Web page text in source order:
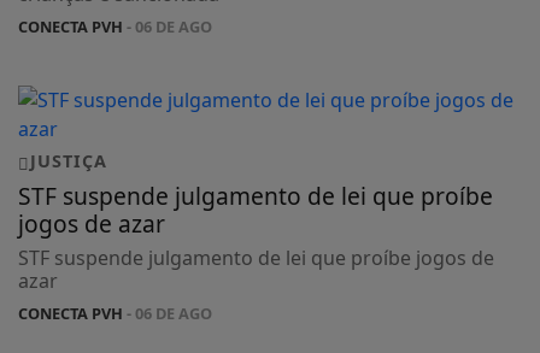
CONECTA PVH - 06 DE AGO
JUSTIÇA
STF suspende julgamento de lei que proíbe
jogos de azar
STF suspende julgamento de lei que proíbe jogos de
azar
CONECTA PVH - 06 DE AGO